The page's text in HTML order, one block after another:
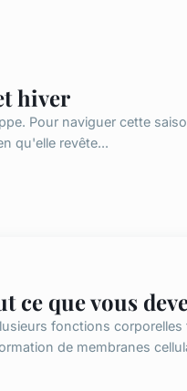
hiver
Pour naviguer cette
qu'elle revête...
ce que vous
fonctions
de membranes